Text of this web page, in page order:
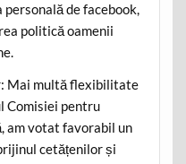
de facebook,
politică oamenii
Mai multă flexibilitate
Comisiei pentru
am votat favorabil un
cetățenilor și